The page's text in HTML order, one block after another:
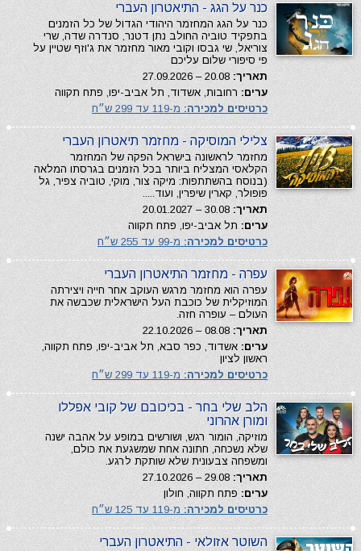
כנר על הגג - התיאטרון העברי
כנר על הגג המחזמר היהודי הגדול של כל הזמנים
בתפקיד טוביה החולב נתן דטנר, סנדרה שדה, שרי
צוריאל, שי גבסו וקובי מאור מחזמר את ג'וזף שטיין על
פי סיפורי שלום עליכם
תאריך:
ערים: רחובות, אשדוד, תל אביב-יפו, פתח תקווה
כרטיסים למכירה: מ-119 עד 299 ש״ח
צלילי המוסיקה - מחזמר תיאטרון העברי
מחזמר לראשונה בישראל הפקה של המחזמר
הקלאסי המצליח ביותר בכל הזמנים בגרסתו המלאה
(בנוסח בהשתתפות: מיקה צור, מוקי, טוביה צפיר, גל
פופולר, קארין שיפרין, ועוד.....
תאריך:
ערים: תל אביב-יפו, פתח תקווה
כרטיסים למכירה: מ-99 עד 255 ש״ח
עפרה - מחזמר התיאטרון העברי
עפרה הוא מחזמר מרגש העוקב אחר חייה ויצירתה
המוזיקלית של כוכבת העל הישראלית שכבשה את
העולם – עופרה חזה.
תאריך:
ערים: אשדוד, כפר סבא, תל אביב-יפו, פתח תקווה,
ראשון לציון
כרטיסים למכירה: מ-119 עד 299 ש״ח
הלב שלי בחר - בכיכובם של קובי אפללו
ומורן אהרוני
מוזיקה, הומור רגש, ושורשים במופע על אהבה ישנה
שלא נשכחה, חתונה אחת שמשגעת את כולם,
ומשפחה צבעונית שלא שותקת לרגע.
תאריך:
ערים: פתח תקווה, חולון
כרטיסים למכירה: מ-119 עד 125 ש״ח
השוטר אזולאי - התיאטרון העברי